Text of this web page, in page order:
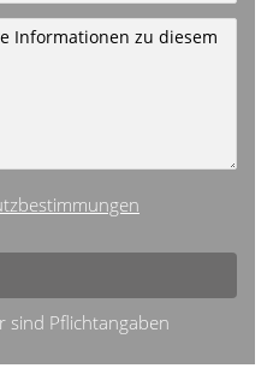
sind Pflichtangaben